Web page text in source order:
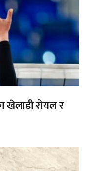
खेलाडी रोयल र